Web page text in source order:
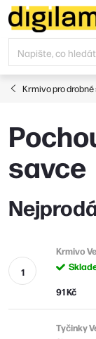
Přejít
na
obsah
Krmivo pro
savce
Krmivo
91 Kč
Tyčinky